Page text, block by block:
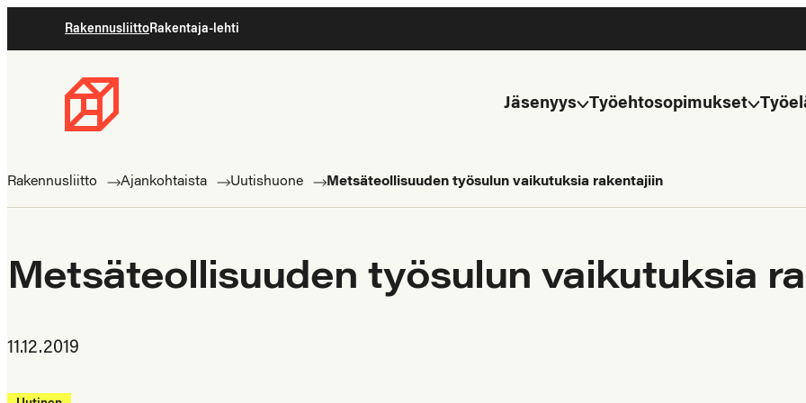
suoraan
RakennusliittoRakentaja-lehti
Rakennusliitto
ammattilaisten
Jäsenyys Työehtosopimukset
Rakennusliitto Ajankohtaista Uutishuone Metsäteollisuuden työsulun vaikutuksia rakentajiin
Metsäteollisuuden työsulun vaikutuksia
11.12.2019